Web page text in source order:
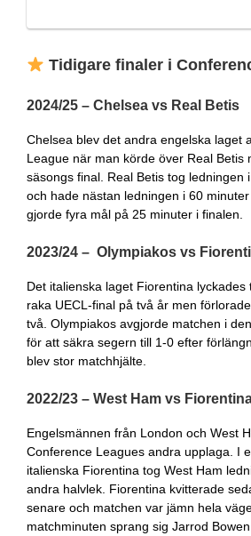
Tidigare finaler i
2024/25 – Chelsea vs Real Betis
Chelsea blev det andra engelska laget
League när man körde över Real Betis
säsongs final. Real Betis tog ledningen
och hade nästan ledningen i 60
gjorde fyra mål på 25 minuter i finalen.
2023/24 – Olympiakos vs
Det italienska laget Fiorentina lyckades
raka UECL-final på två år men
två. Olympiakos avgjorde matchen i
för att säkra segern till 1-0 efter
blev stor matchhjälte.
2022/23 – West Ham vs
Engelsmännen från London och West
Conference Leagues andra upplaga. I
italienska Fiorentina tog West Ham
andra halvlek. Fiorentina kvitterade
senare och matchen var jämn hela
matchminuten sprang sig Jarrod